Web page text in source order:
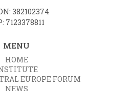
382102374
7123378811
MENU
HOME
EUROPE FORUM
NEWS